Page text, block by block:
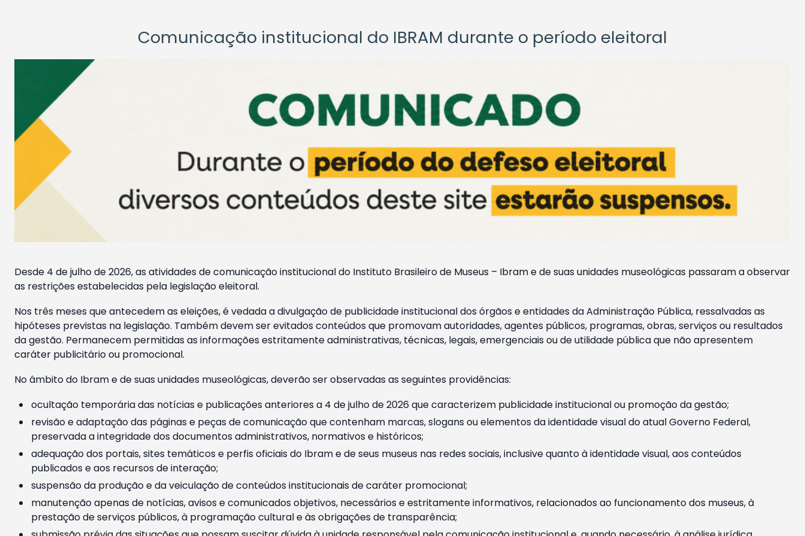
Comunicação institucional do IBRAM durante o período eleitoral
Desde 4 de julho de 2026, as atividades de comunicação institucional do Instituto Brasileiro de Museus – Ibram e de suas unidades museológicas passaram a observar
as restrições estabelecidas pela legislação eleitoral.
Nos três meses que antecedem as eleições, é vedada a divulgação de publicidade institucional dos órgãos e entidades da Administração Pública, ressalvadas as
hipóteses previstas na legislação. Também devem ser evitados conteúdos que promovam autoridades, agentes públicos, programas, obras, serviços ou resultados
da gestão. Permanecem permitidas as informações estritamente administrativas, técnicas, legais, emergenciais ou de utilidade pública que não apresentem
caráter publicitário ou promocional.
No âmbito do Ibram e de suas unidades museológicas, deverão ser observadas as seguintes providências:
ocultação temporária das notícias e publicações anteriores a 4 de julho de 2026 que caracterizem publicidade institucional ou promoção da gestão;
revisão e adaptação das páginas e peças de comunicação que contenham marcas, slogans ou elementos da identidade visual do atual Governo Federal,
preservada a integridade dos documentos administrativos, normativos e históricos;
adequação dos portais, sites temáticos e perfis oficiais do Ibram e de seus museus nas redes sociais, inclusive quanto à identidade visual, aos conteúdos
publicados e aos recursos de interação;
suspensão da produção e da veiculação de conteúdos institucionais de caráter promocional;
manutenção apenas de notícias, avisos e comunicados objetivos, necessários e estritamente informativos, relacionados ao funcionamento dos museus, à
prestação de serviços públicos, à programação cultural e às obrigações de transparência;